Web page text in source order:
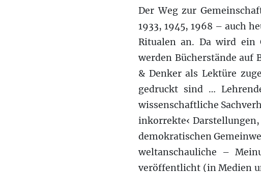
Der Weg zur
1933, 1945, 1968 – auch
Ritualen an. Da wird ein
werden Bücherstände auf
& Denker als Lektüre
gedruckt sind …
wissenschaftliche
inkorrekte‹
demokratischen
weltanschauliche –
veröffentlicht (in Medien